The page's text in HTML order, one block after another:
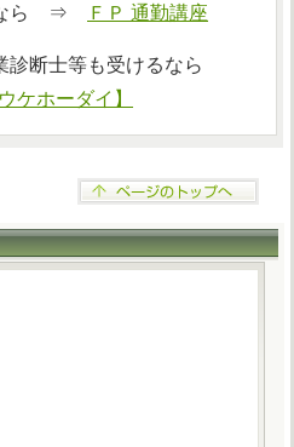
なら ⇒ ＦＰ 通勤講座
診断士等も受けるなら
ケホーダイ】